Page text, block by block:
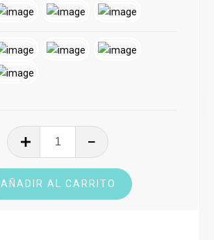
Chaqueta
Deportiva
cantidad
AÑADIR AL CARRITO